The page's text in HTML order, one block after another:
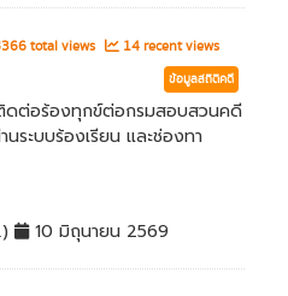
total views 14 recent views
ข้อมูลสถิติคดี
ดต่อร้องทุกข์ต่อกรมสอบสวนคดี
ระบบร้องเรียน และช่องทา
10 มิถุนายน 2569